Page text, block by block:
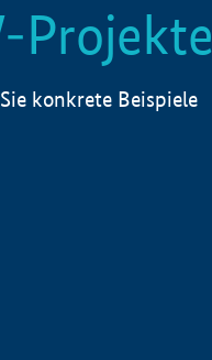
Projekte
konkrete Beispiele